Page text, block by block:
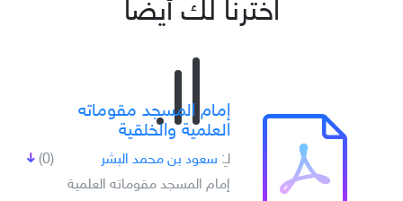
اخترنا لك أيضاً
إمام المسجد مقوماته
العلمية والخلقية
(0) لـِ: سعود بن محمد البشر
إمام المسجد مقوماته العلمية